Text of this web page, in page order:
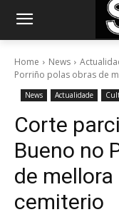
Home News
Porriño polas obras de
News Actualidade
Corte
Bueno no
de
cemiterio